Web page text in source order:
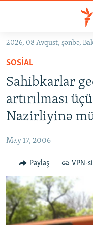
Əsas
qayıt
Əsas
naviqasiyaya
qayıt
Axtarışa
GÜNDƏM
#İZAHLA
KORRUPSIOMETR
#ƏSLINDƏ
QANUNI DOĞRU
ARAŞDIRMA
MULTIMEDIA
VIDEO
FOTOQALEREYA
RADIO ARXIV
OXU ZALI
HAQQIMIZDA
2026, 08 Avqust, şənbə,
SOSIAL
Sahibkarlar
artırılması
Nazirliyinə
May 17, 2006
Paylaş VPN-